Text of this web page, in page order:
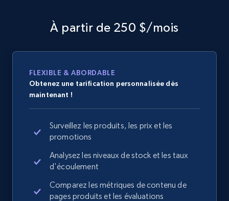
À partir de 250 $/mois
FLEXIBLE & ABORDABLE
Obtenez une tarification personnalisée dès
maintenant !
Surveillez les produits, les prix et les
promotions
Analysez les niveaux de stock et les taux
d'écoulement
Comparez les métriques de contenu de
pages produits et les évaluations